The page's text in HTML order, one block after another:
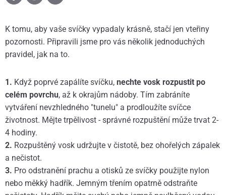
K tomu, aby vaše svíčky vypadaly krásně, stačí jen vteřiny
pozornosti. Připravili jsme pro vás několik jednoduchých
pravidel, jak na to.
1. Když poprvé zapálíte svíčku, nechte vosk rozpustit po
celém povrchu, až k okrajům nádoby. Tím zabráníte
vytváření nevzhledného "tunelu" a prodloužíte svíčce
životnost. Mějte trpělivost - správné rozpuštění může trvat 2-
4 hodiny.
2. Rozpuštěný vosk udržujte v čistotě, bez ohořelých zápalek
a nečistot.
3. Pro odstranění prachu a otisků ze svíčky použijte nylon
nebo měkký hadřík. Jemným třením opatrně odstraňte